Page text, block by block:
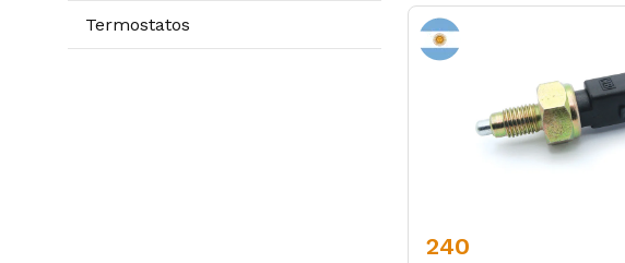
Termostatos
240